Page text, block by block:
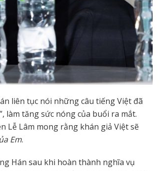
liên tục nói những câu tiếng Việt đã
làm tăng sức nóng của buổi ra mắt.
Lễ Lâm mong rằng khán giả Việt sẽ
Em.
Hán sau khi hoàn thành nghĩa vụ